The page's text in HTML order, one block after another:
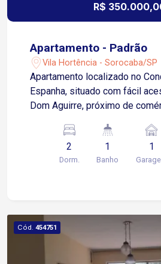
R$
Apartamento - Padrão
Vila Hortência - Sorocaba/SP
Apartamento localizado no
Espanha, situado com fácil
Dom Aguirre, próximo de
cozinha com armários, 2
social, área de serviço e 1
descoberta. O condomínio conta com área de
2
Dorm.
1
Banho
1
Cód. 454751